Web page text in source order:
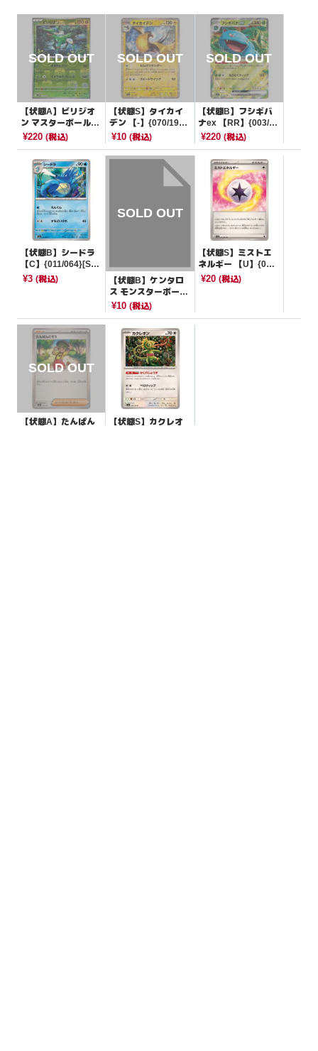
【状態A】ビリジオ
ン マスターボールミ
ラー【R】{010/086}
¥220 (税込)
【状態S】タイカイ
デン 【-】{070/190}
[SV4a]
¥10(税込)
【状態B】フシギバ
ナex 【RR】{003/16
5}[SV2a]
¥220 (税込)
【状態B】シードラ
【C】{011/064}[SV
6a]
¥3 (税込)
【状態B】ケンタロ
ス モンスターボール
ミラー【U】{128/16
¥10(税込)
【状態S】ミストエ
ネルギー 【U】{071/
071}[SV5M]
¥20 (税込)
【状態A】たんぱん
【状態S】カクレオ